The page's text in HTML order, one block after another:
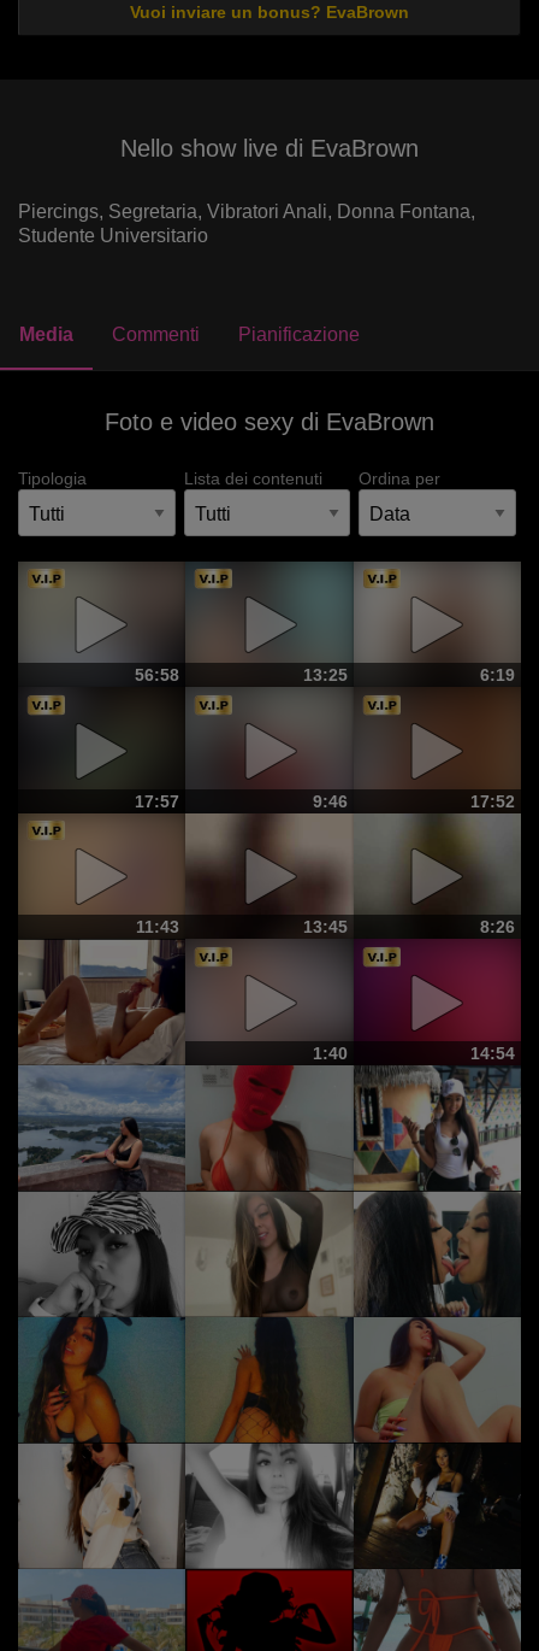
Vuoi inviare un bonus? EvaBrown
Nello show live di EvaBrown
Piercings, Segretaria, Vibratori Anali, Donna Fontana,
Studente Universitario
Media Commenti Pianificazione
Foto e video sexy di EvaBrown
Tipologia Lista dei contenuti Ordina per
56:58 13:25 6:19
17:57 9:46 17:52
11:43 13:45 8:26
1:40 14:54